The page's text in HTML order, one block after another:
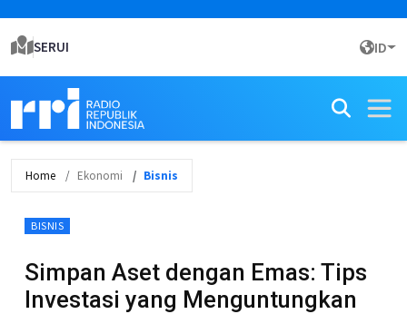
SERUI ID
Home Ekonomi Bisnis
BISNIS
Simpan Aset dengan Emas: Tips
Investasi yang Menguntungkan